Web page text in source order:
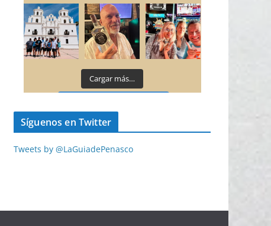
Cargar más…
Síguenos en Twitter
Tweets by @LaGuiadePenasco